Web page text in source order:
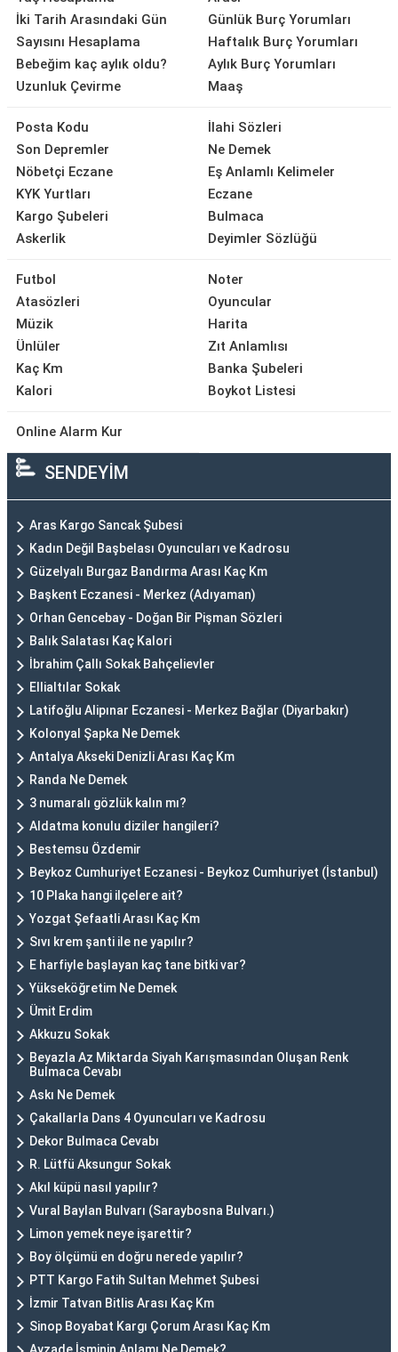
İki Tarih Arasındaki Gün
Sayısını Hesaplama
Bebeğim kaç aylık oldu?
Uzunluk Çevirme
Günlük Burç Yorumları
Haftalık Burç Yorumları
Aylık Burç Yorumları
Maaş
Posta Kodu
Son Depremler
Nöbetçi Eczane
KYK Yurtları
Kargo Şubeleri
Askerlik
İlahi Sözleri
Ne Demek
Eş Anlamlı Kelimeler
Eczane
Bulmaca
Deyimler Sözlüğü
Futbol
Atasözleri
Müzik
Ünlüler
Kaç Km
Kalori
Noter
Oyuncular
Harita
Zıt Anlamlısı
Banka Şubeleri
Boykot Listesi
Online Alarm Kur
SENDEYİM
Aras Kargo Sancak Şubesi
Kadın Değil Başbelası Oyuncuları ve Kadrosu
Güzelyalı Burgaz Bandırma Arası Kaç Km
Başkent Eczanesi - Merkez (Adıyaman)
Orhan Gencebay - Doğan Bir Pişman Sözleri
Balık Salatası Kaç Kalori
İbrahim Çallı Sokak Bahçelievler
Ellialtılar Sokak
Latifoğlu Alipınar Eczanesi - Merkez Bağlar (Diyarbakır)
Kolonyal Şapka Ne Demek
Antalya Akseki Denizli Arası Kaç Km
Randa Ne Demek
3 numaralı gözlük kalın mı?
Aldatma konulu diziler hangileri?
Bestemsu Özdemir
Beykoz Cumhuriyet Eczanesi - Beykoz Cumhuriyet (İstanbul)
10 Plaka hangi ilçelere ait?
Yozgat Şefaatli Arası Kaç Km
Sıvı krem şanti ile ne yapılır?
E harfiyle başlayan kaç tane bitki var?
Yükseköğretim Ne Demek
Ümit Erdim
Akkuzu Sokak
Beyazla Az Miktarda Siyah Karışmasından Oluşan Renk
Bulmaca Cevabı
Askı Ne Demek
Çakallarla Dans 4 Oyuncuları ve Kadrosu
Dekor Bulmaca Cevabı
R. Lütfü Aksungur Sokak
Akıl küpü nasıl yapılır?
Vural Baylan Bulvarı (Saraybosna Bulvarı.)
Limon yemek neye işarettir?
Boy ölçümü en doğru nerede yapılır?
PTT Kargo Fatih Sultan Mehmet Şubesi
İzmir Tatvan Bitlis Arası Kaç Km
Sinop Boyabat Kargı Çorum Arası Kaç Km